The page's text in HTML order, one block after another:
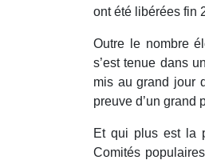
ont été libérées fin
Outre le nombre
s’est tenue dans
mis au grand jour
preuve d’un grand
Et qui plus est la
Comités